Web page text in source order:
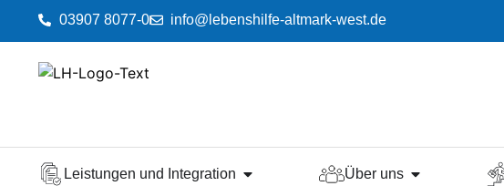
03907 8077-0 info@lebenshilfe-altmark-west.de
Leistungen und Integration Über uns